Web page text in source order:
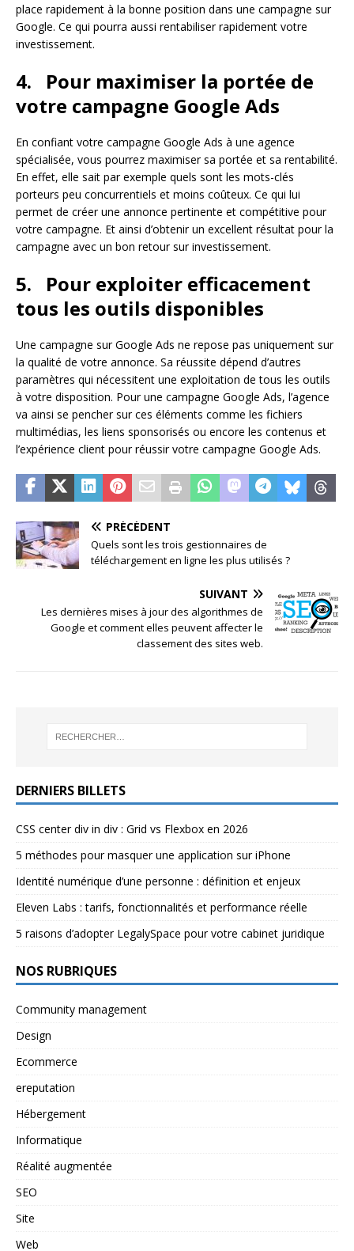
place rapidement à la bonne position dans une campagne sur
Google. Ce qui pourra aussi rentabiliser rapidement votre
investissement.
4. Pour maximiser la portée de
votre campagne Google Ads
En confiant votre campagne Google Ads à une agence
spécialisée, vous pourrez maximiser sa portée et sa rentabilité.
En effet, elle sait par exemple quels sont les mots-clés
porteurs peu concurrentiels et moins coûteux. Ce qui lui
permet de créer une annonce pertinente et compétitive pour
votre campagne. Et ainsi d’obtenir un excellent résultat pour la
campagne avec un bon retour sur investissement.
5. Pour exploiter efficacement
tous les outils disponibles
Une campagne sur Google Ads ne repose pas uniquement sur
la qualité de votre annonce. Sa réussite dépend d’autres
paramètres qui nécessitent une exploitation de tous les outils
à votre disposition. Pour une campagne Google Ads, l’agence
va ainsi se pencher sur ces éléments comme les fichiers
multimédias, les liens sponsorisés ou encore les contenus et
l’expérience client pour réussir votre campagne Google Ads.
PRÉCÉDENT
Quels sont les trois gestionnaires de
téléchargement en ligne les plus utilisés ?
SUIVANT
Les dernières mises à jour des algorithmes de
Google et comment elles peuvent affecter le
classement des sites web.
DERNIERS BILLETS
CSS center div in div : Grid vs Flexbox en 2026
5 méthodes pour masquer une application sur iPhone
Identité numérique d’une personne : définition et enjeux
Eleven Labs : tarifs, fonctionnalités et performance réelle
5 raisons d’adopter LegalySpace pour votre cabinet juridique
NOS RUBRIQUES
Community management
Design
Ecommerce
ereputation
Hébergement
Informatique
Réalité augmentée
SEO
Site
Web